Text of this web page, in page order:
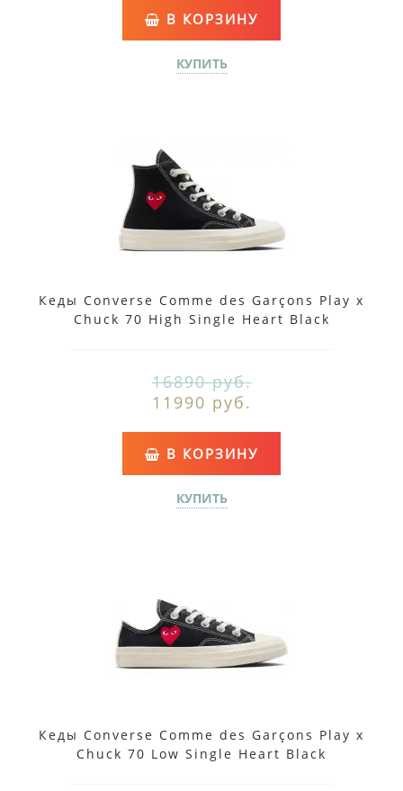
В КОРЗИНУ
КУПИТЬ
Кеды Converse Comme des Garçons Play x
Chuck 70 High Single Heart Black
16890 руб.
11990 руб.
В КОРЗИНУ
КУПИТЬ
Кеды Converse Comme des Garçons Play x
Chuck 70 Low Single Heart Black